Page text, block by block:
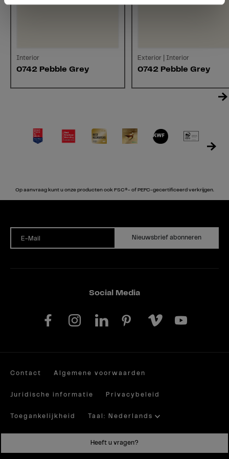
Heeft u vragen?
Interior
0742 Pebble Grey
Exterior | Interior
0742 Pebble Grey
Op aanvraag kunt u onze producten ook FSC®- of PEFC-gecertificeerd verkrijgen.
E-Mail Nieuwsbrief abonneren
Social Media
Contact Algemene voorwaarden
Juridische informatie Privacybeleid
Toegankelijkheid Taal: Nederlands